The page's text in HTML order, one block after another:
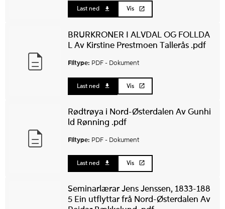
Last ned Vis
BRURKRONER I ALVDAL OG FOLLDA
L Av Kirstine Prestmoen Tallerås .pdf
Filtype: PDF - Dokument
Last ned Vis
Rødtrøya i Nord-Østerdalen Av Gunhi
ld Rønning .pdf
Filtype: PDF - Dokument
Last ned Vis
Seminarlærar Jens Jenssen, 1833-188
5 Ein utflyttar frå Nord-Østerdalen Av